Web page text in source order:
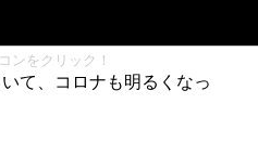
ンをクリック！
て、コロナも明るくなっ